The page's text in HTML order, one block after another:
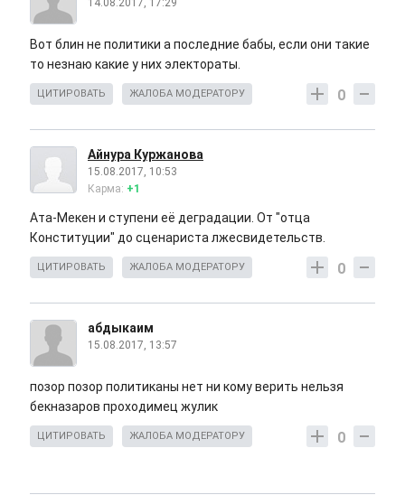
14.08.2017, 17:29
Вот блин не политики а последние бабы, если они такие
то незнаю какие у них электораты.
0
ЦИТИРОВАТЬ ЖАЛОБА МОДЕРАТОРУ
Айнура Куржанова
15.08.2017, 10:53
Карма: +1
Ата-Мекен и ступени её деградации. От "отца
Конституции" до сценариста лжесвидетельств.
0
ЦИТИРОВАТЬ ЖАЛОБА МОДЕРАТОРУ
абдыкаим
15.08.2017, 13:57
позор позор политиканы нет ни кому верить нельзя
бекназаров проходимец жулик
0
ЦИТИРОВАТЬ ЖАЛОБА МОДЕРАТОРУ